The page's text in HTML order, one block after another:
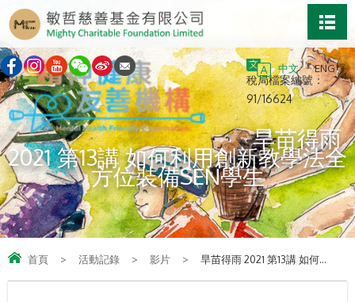
稅局檔案編號：
91/16624
中文 ENG
旱苗得雨
2021 第13講 如何利用創新教學法全
方位裝備SEN學生
首頁 > 活動記錄 > 影片 > 旱苗得雨 2021 第13講 如何...